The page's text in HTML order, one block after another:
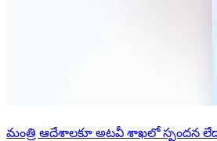
మంత్రి ఆదేశాలకూ అటవీ శాఖలో స్పందన లేదా?